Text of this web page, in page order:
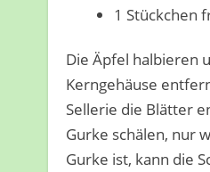
1 Stückchen
Die Äpfel halbieren
Kerngehäuse
Sellerie die Blätter
Gurke schälen, nur
Gurke ist, kann die